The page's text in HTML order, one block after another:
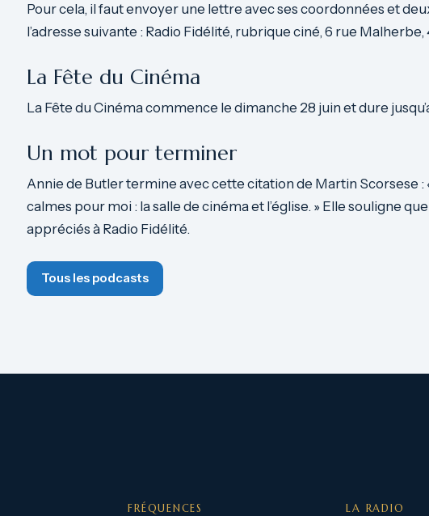
Pour cela, il faut envoyer une lettre avec ses coordonnées et
l’adresse suivante : Radio Fidélité, rubrique ciné, 6 rue
La Fête du Cinéma
La Fête du Cinéma commence le dimanche 28 juin et dure
Un mot pour terminer
Annie de Butler termine avec cette citation de Martin Scorsese :
calmes pour moi : la salle de cinéma et l’église. » Elle souligne
appréciés à Radio Fidélité.
Tous les podcasts
FRÉQUENCES LA RADIO